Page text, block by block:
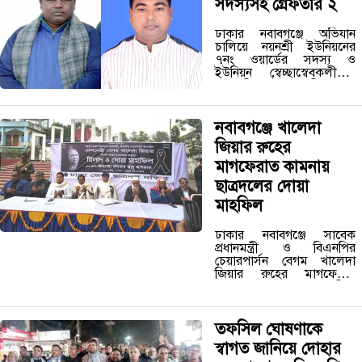
সদস্যসহ গ্রেফতার ২
ঢাকার নবাবগঞ্জে অভিযান
চালিয়ে নয়নশ্রী ইউনিয়নের
৭নং ওয়ার্ডের সদস্য ও
ইউনিয়ন স্বেচ্ছাস্বেবকলীগের
নেতা মো. মুক্তার সিকদার
খৈমদ্দিন (৫০) কে গ্রেফতার
করেছে পুলিশ।…
নবাবগঞ্জে খালেদা
জিয়ার রুহের
মাগফেরাত কামনায়
ছাত্রদলের দোয়া
মাহফিল
ঢাকার নবাবগঞ্জে সাবেক
প্রধানমন্ত্রী ও বিএনপির
চেয়ারপার্সন বেগম খালেদা
জিয়ার রুহের মাগফেরাত
সাড়ে ১১টায় উপজেলার
কেন্দ্রীয় শহীদ মিনার প্রাঙ্গণে
এর আয়োজন করেন…
তফসিল ঘোষণাকে
স্বাগত জানিয়ে দোহার